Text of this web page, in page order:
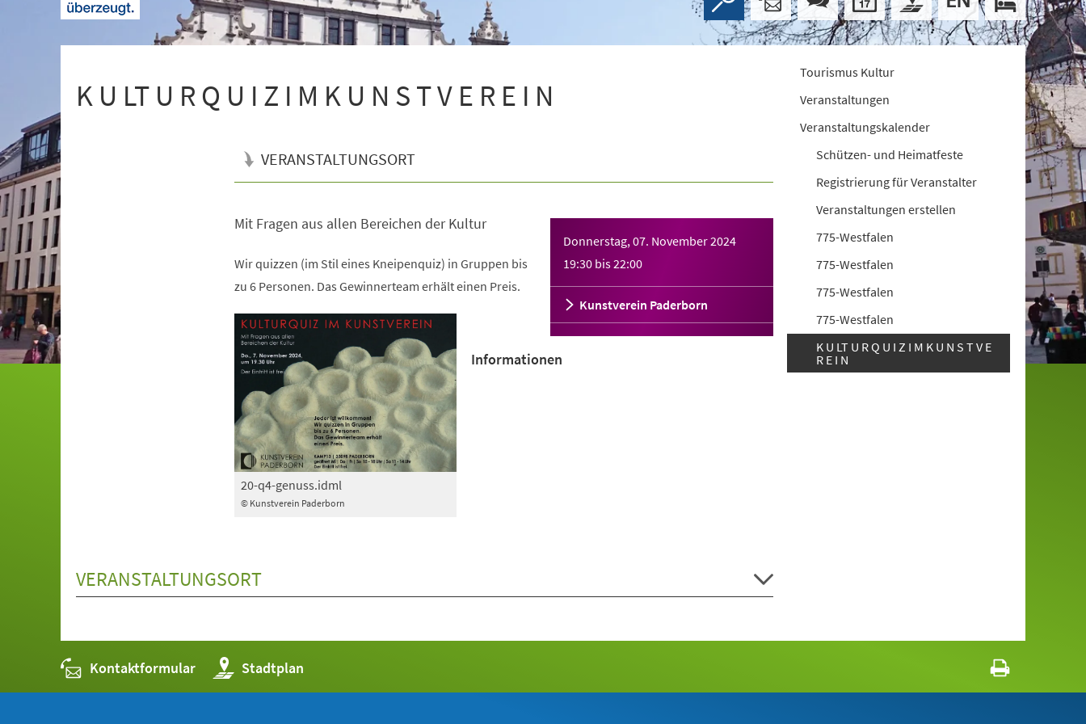
K U LT U R Q U I Z I M K U N S T V E R E I N
VERANSTALTUNGSORT
Donnerstag, 07. November 2024
19:30 bis22:00
Kunstverein Paderborn
Mit Fragen aus allen Bereichen der Kultur
Wir quizzen (im Stil eines Kneipenquiz) in Gruppen bis
zu 6 Personen. Das Gewinnerteam erhält einen Preis.
© Kunstverein Paderborn
20-q4-genuss.idml
Informationen
VERANSTALTUNGSORT
Tourismus Kultur
Veranstaltungen
Veranstaltungskalender
Schützen- und Heimatfeste
Registrierung für Veranstalter
Veranstaltungen erstellen
775-Westfalen
775-Westfalen
775-Westfalen
775-Westfalen
K U LT U R Q U I Z I M K U N S T V E
R E I N
Kontaktformular Stadtplan
(Öffnet
in
einem